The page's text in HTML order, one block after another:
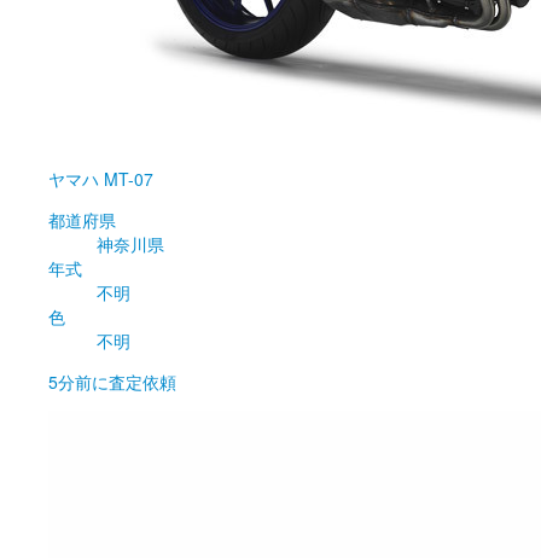
ヤマハ MT-07
都道府県
神奈川県
年式
不明
色
不明
5分前に査定依頼